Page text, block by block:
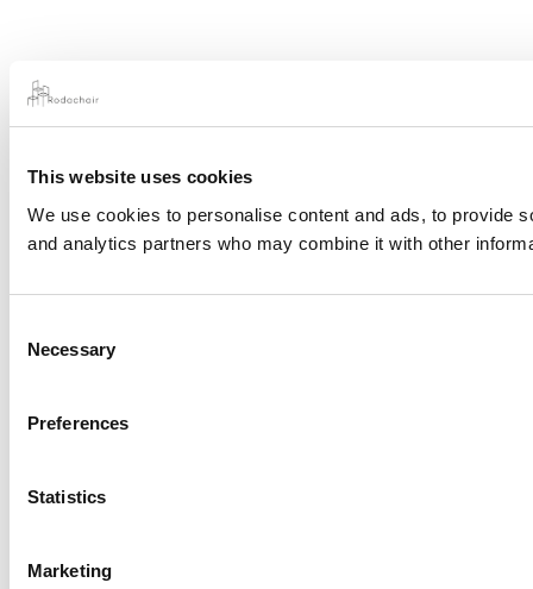
This website uses cookies
We use cookies to personalise content and ads, to provide
and analytics partners who may combine it with other
Selection
Necessary
Preferences
Statistics
Marketing